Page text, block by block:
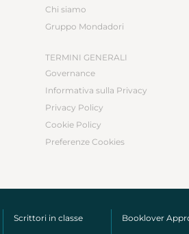
Chi siamo
Gruppo Mondadori
TERMINI GENERALI
Governance
Informativa sulla Privacy
Privacy Policy
Cookie Policy
Preferenze Cookies
Scrittori in classe Booklover